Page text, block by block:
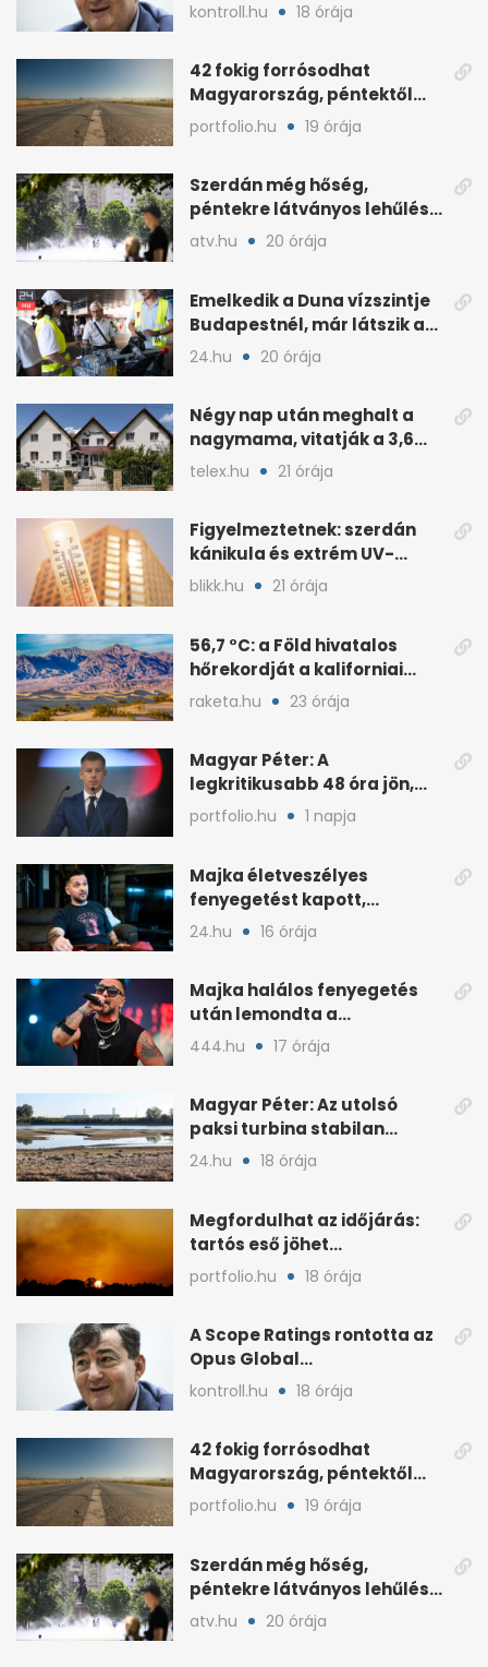
kontroll.hu 18 órája
42 fokig forrósodhat
Magyarország, péntektől
zivatarok hűtenek
portfolio.hu 19 órája
Szerdán még hőség,
péntekre látványos lehűlés
jöhet
atv.hu 20 órája
Emelkedik a Duna vízszintje
Budapestnél, már látszik a
fordulat
24.hu 20 órája
Négy nap után meghalt a
nagymama, vitatják a 3,6
milliós gondozási díjat
telex.hu 21 órája
Figyelmeztetnek: szerdán
kánikula és extrém UV-
terhelés jön
blikk.hu 21 órája
56,7 °C: a Föld hivatalos
hőrekordját a kaliforniai
Death Valley tartja
raketa.hu 23 órája
Magyar Péter: A
legkritikusabb 48 óra jön,
ahol lehet, legyen home
office
portfolio.hu 1 napja
Majka életveszélyes
fenyegetést kapott,
lemondta az erdélyi
24.hu 16 órája
Majka halálos fenyegetés
után lemondta a
sepsiszentgyörgyi koncertet
444.hu 17 órája
Magyar Péter: Az utolsó
paksi turbina stabilan
termel
24.hu 18 órája
Megfordulhat az időjárás:
tartós eső jöhet
Magyarországra a hónap
végén
portfolio.hu 18 órája
A Scope Ratings rontotta az
Opus Global
kötvénybesorolását
kontroll.hu 18 órája
42 fokig forrósodhat
Magyarország, péntektől
zivatarok hűtenek
portfolio.hu 19 órája
Szerdán még hőség,
péntekre látványos lehűlés
jöhet
atv.hu 20 órája